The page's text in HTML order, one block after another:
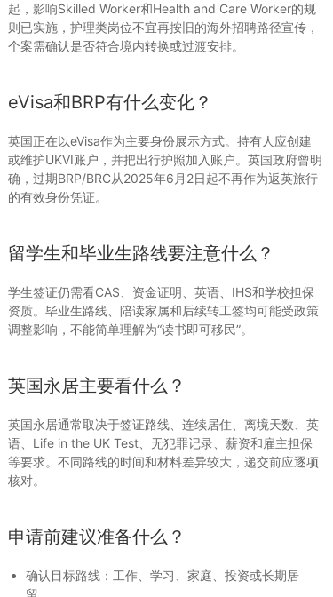
起，影响Skilled Worker和Health and Care Worker的规
则已实施，护理类岗位不宜再按旧的海外招聘路径宣传，
个案需确认是否符合境内转换或过渡安排。
eVisa和BRP有什么变化？
英国正在以eVisa作为主要身份展示方式。持有人应创建
或维护UKVI账户，并把出行护照加入账户。英国政府曾明
确，过期BRP/BRC从2025年6月2日起不再作为返英旅行
的有效身份凭证。
留学生和毕业生路线要注意什么？
学生签证仍需看CAS、资金证明、英语、IHS和学校担保
资质。毕业生路线、陪读家属和后续转工签均可能受政策
调整影响，不能简单理解为“读书即可移民”。
英国永居主要看什么？
英国永居通常取决于签证路线、连续居住、离境天数、英
语、Life in the UK Test、无犯罪记录、薪资和雇主担保
等要求。不同路线的时间和材料差异较大，递交前应逐项
核对。
申请前建议准备什么？
确认目标路线：工作、学习、家庭、投资或长期居
留。